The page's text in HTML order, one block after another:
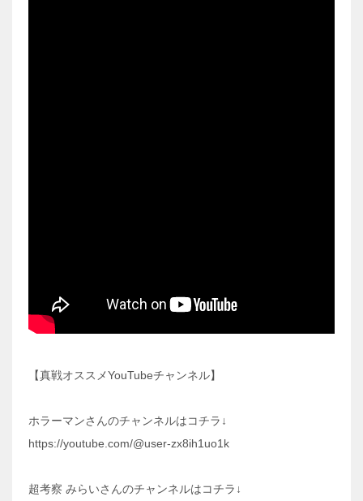
【真戦オススメYouTubeチャンネル】
ホラーマンさんのチャンネルはコチラ↓
https://youtube.com/@user-zx8ih1uo1k
超考察 みらいさんのチャンネルはコチラ↓